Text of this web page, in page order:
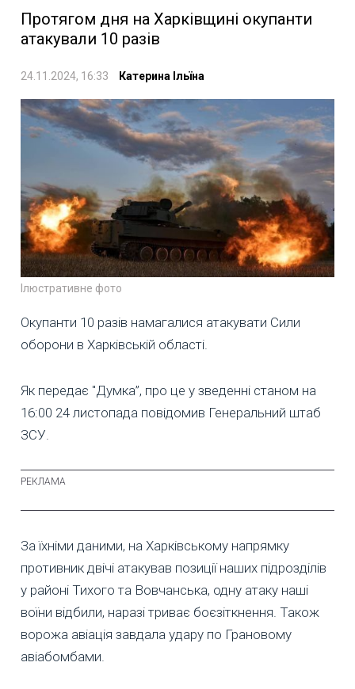
Протягом дня на Харківщині окупанти
атакували 10 разів
24.11.2024, 16:33 Катерина Ільїна
Ілюстративне фото
Окупанти 10 разів намагалися атакувати Сили
оборони в Харківській області.
Як передає "Думка”, про це у зведенні станом на
16:00 24 листопада повідомив Генеральний штаб
ЗСУ.
За їхніми даними, на Харківському напрямку
противник двічі атакував позиції наших підрозділів
у районі Тихого та Вовчанська, одну атаку наші
воїни відбили, наразі триває боєзіткнення. Також
ворожа авіація завдала удару по Грановому
авіабомбами.